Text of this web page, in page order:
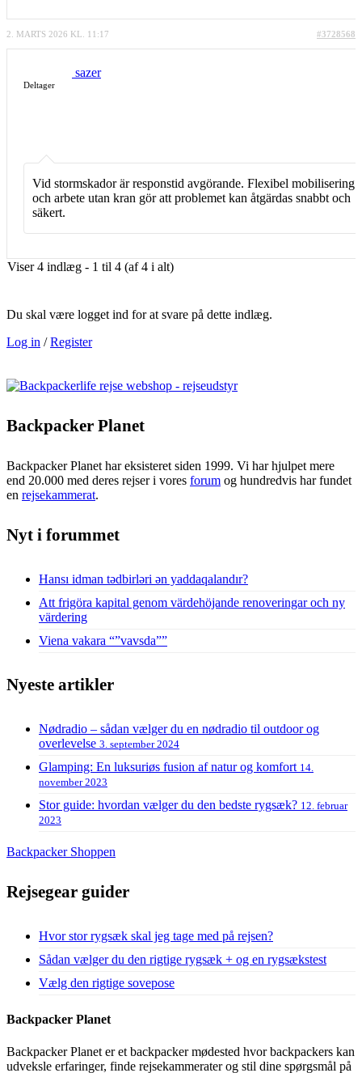
2. MARTS 2026 KL. 11:17 #3728568
sazer
Deltager
Vid stormskador är responstid avgörande. Flexibel mobilisering
och arbete utan kran gör att problemet kan åtgärdas snabbt och
säkert.
Viser 4 indlæg - 1 til 4 (af 4 i alt)
Du skal være logget ind for at svare på dette indlæg.
Log in /Register
Backpacker Planet
Backpacker Planet har eksisteret siden 1999. Vi har hjulpet mere
end 20.000 med deres rejser i vores forum og hundredvis har fundet
en rejsekammerat.
Nyt i forummet
Hansı idman tədbirləri ən yaddaqalandır?
Att frigöra kapital genom värdehöjande renoveringar och ny
värdering
Viena vakara “”vavsda””
Nyeste artikler
Nødradio – sådan vælger du en nødradio til outdoor og
overlevelse 3. september 2024
Glamping: En luksuriøs fusion af natur og komfort 14.
november 2023
Stor guide: hvordan vælger du den bedste rygsæk? 12. februar
2023
Backpacker Shoppen
Rejsegear guider
Hvor stor rygsæk skal jeg tage med på rejsen?
Sådan vælger du den rigtige rygsæk + og en rygsækstest
Vælg den rigtige sovepose
Backpacker Planet
Backpacker Planet er et backpacker mødested hvor backpackers kan
udveksle erfaringer, finde rejsekammerater og stil dine spørgsmål på